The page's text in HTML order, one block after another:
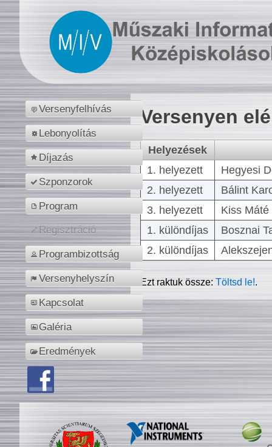
Versenyfelhívás
Lebonyolítás
Díjazás
Szponzorok
Program
Regisztráció
Programbizottság
Versenyhelyszín
Kapcsolat
Galéria
Eredmények
Versenyen
Helyezések
1. helyezett
Hegyesi
2. helyezett
Bálint
3. helyezett
Kiss
1. különdíjas
Bosznai
2. különdíjas
Ezt raktuk össze:Töltsd le!.